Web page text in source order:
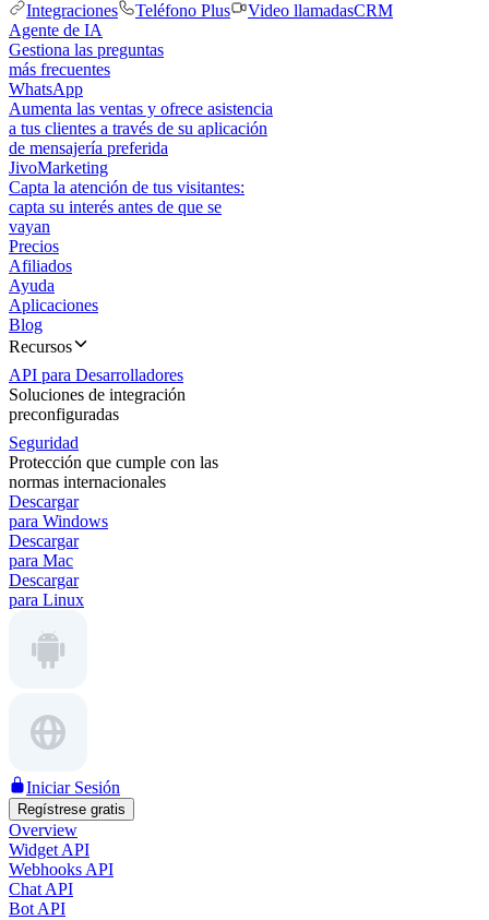
Integraciones
Teléfono Plus Video llamadasCRM
Agente de IA
Gestiona las preguntas
más frecuentes
WhatsApp
Aumenta las ventas y ofrece asistencia
a tus clientes a través de su aplicación
de mensajería preferida
JivoMarketing
Capta la atención de tus visitantes:
capta su interés antes de que se
vayan
Precios
Afiliados
Ayuda
Aplicaciones
Blog
Recursos
API para Desarrolladores
Soluciones de integración
preconfiguradas
Seguridad
Protección que cumple con las
normas internacionales
Descargar
para Windows
Descargar
para Mac
Descargar
para Linux
Iniciar Sesión
Regístrese gratis
Overview
Widget API
Webhooks API
Chat API
Bot API